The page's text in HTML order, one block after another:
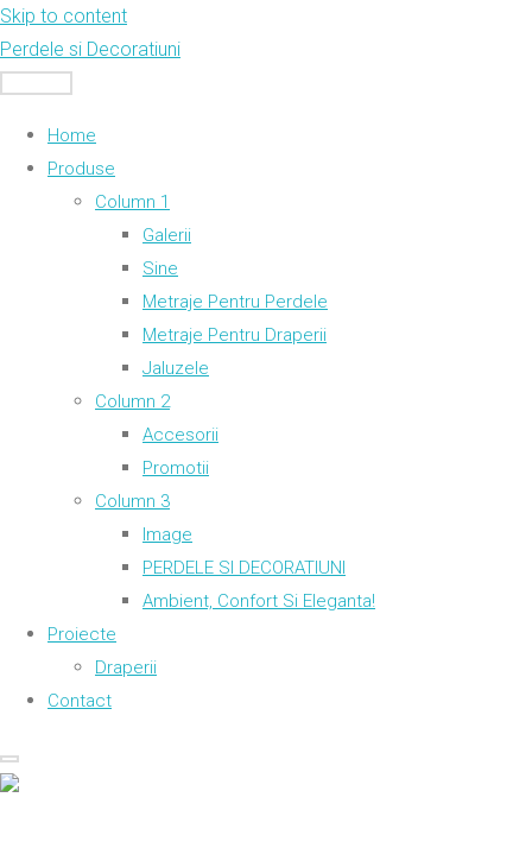
Skip to content
Perdele si Decoratiuni
Home
Produse
Column 1
Galerii
Sine
Metraje Pentru Perdele
Metraje Pentru Draperii
Jaluzele
Column 2
Accesorii
Promotii
Column 3
Image
PERDELE SI DECORATIUNI
Ambient, Confort Si Eleganta!
Proiecte
Draperii
Contact